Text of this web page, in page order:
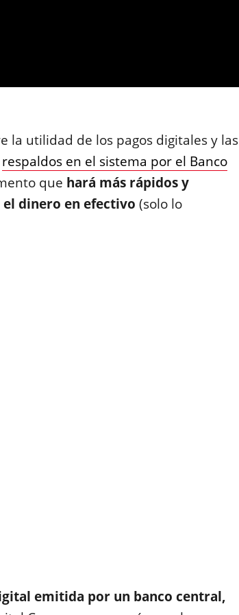
la utilidad de los pagos digitales y las
respaldos en el sistema por el Banco
que hará más rápidos y
dinero en efectivo (solo lo
emitida por un banco central,